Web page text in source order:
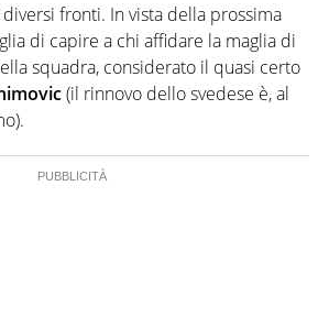
diversi fronti. In vista della prossima
di capire a chi affidare la maglia di
squadra, considerato il quasi certo
(il rinnovo dello svedese è, al